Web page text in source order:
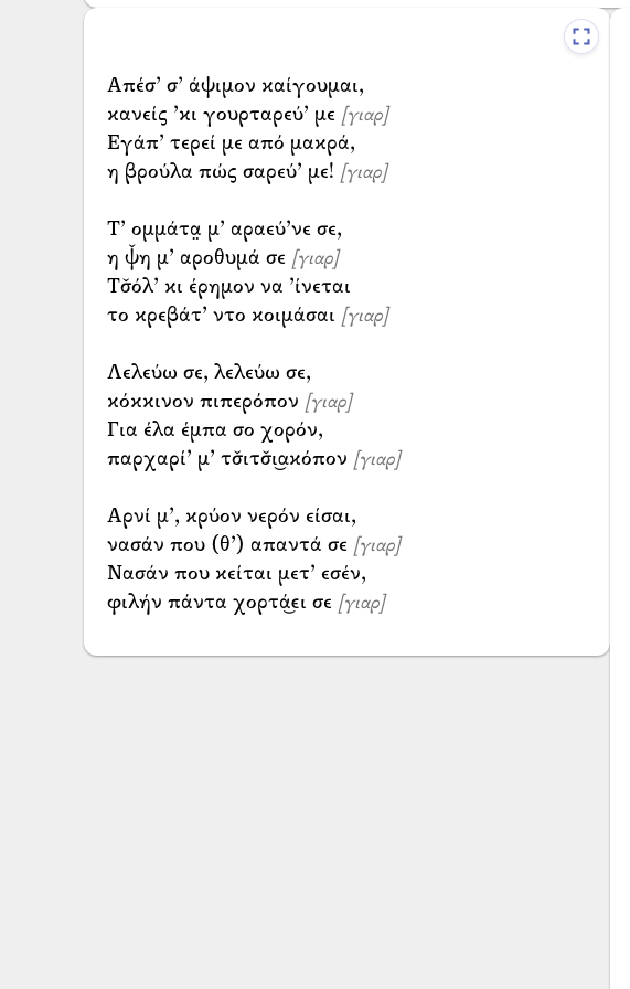
Απέσ’ σ’ άψιμον καίγουμαι,
κανείς ’κι γουρταρεύ’ με [γιαρ]
Εγάπ’ τερεί με από μακρά,
η βρούλα πώς σαρεύ’ με! [γιαρ]
Τ’ ομμάτα̤ μ’ αραεύ’νε σε,
η ψ̌η μ’ αροθυμά σε [γιαρ]
Τσ̌όλ’ κι έρημον να ’ίνεται
το κρεβάτ’ ντο κοιμάσαι [γιαρ]
Λελεύω σε, λελεύω σε,
κόκκινον πιπερόπον [γιαρ]
Για έλα έμπα σο χορόν,
παρχαρί’ μ’ τσ̌ιτσ̌ι͜ακόπον [γιαρ]
Αρνί μ’, κρύον νερόν είσαι,
νασάν που (θ’) απαντά σε [γιαρ]
Νασάν που κείται μετ’ εσέν,
φιλήν πάντα χορτά͜ει σε [γιαρ]